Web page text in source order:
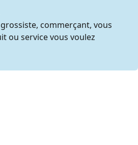
commerçant, vous
ou service vous voulez